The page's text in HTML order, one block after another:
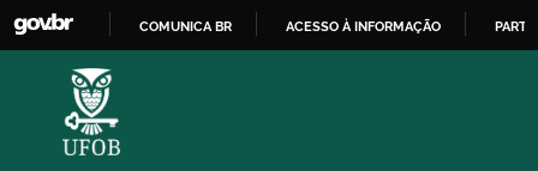
COMUNICA BR ACESSO À INFORMAÇÃO